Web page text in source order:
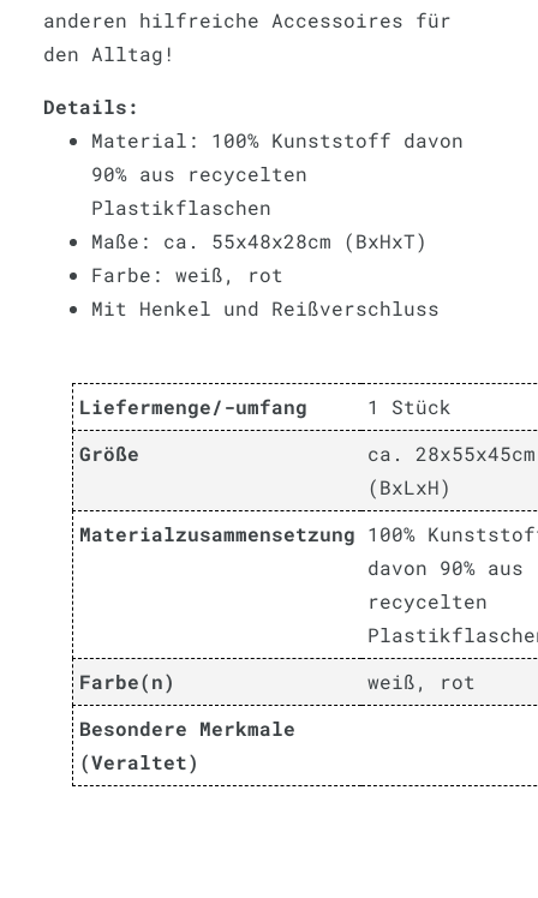
anderen hilfreiche Accessoires für
den Alltag!
Details:
Material: 100% Kunststoff davon
90% aus recycelten
Plastikflaschen
Maße: ca. 55x48x28cm (BxHxT)
Farbe: weiß, rot
Mit Henkel und Reißverschluss
Liefermenge/-umfang
1 Stück
Größe
ca. 28x55x45cm
(BxLxH)
Materialzusammensetzung 100%
davon 90% aus
recycelten
Farbe(n)
weiß, rot
Besondere Merkmale
(Veraltet)